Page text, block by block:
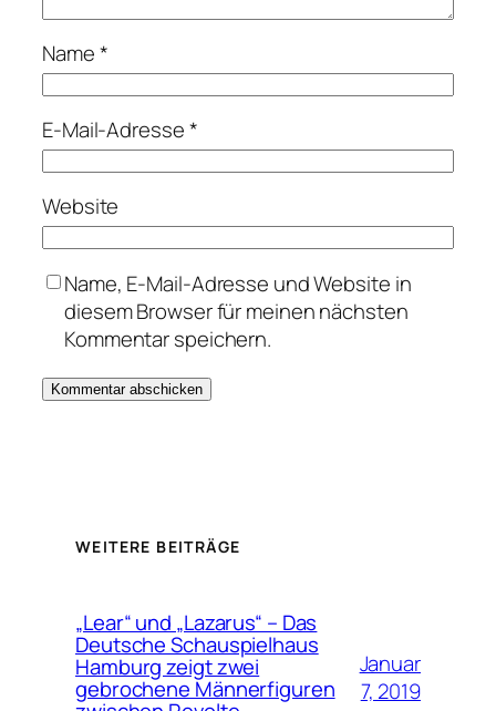
Name*
E-Mail-Adresse*
Website
Name, E-Mail-Adresse und Website in
diesem Browser für meinen nächsten
Kommentar speichern.
WEITERE BEITRÄGE
„Lear“ und „Lazarus“ – Das
Deutsche Schauspielhaus
Hamburg zeigt zwei
gebrochene Männerfiguren
Januar
7, 2019